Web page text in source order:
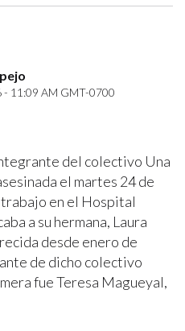
- 11:09 AM GMT-0700
del colectivo Una
el martes 24 de
en el Hospital
a su hermana, Laura
desde enero de
de dicho colectivo
fue Teresa Magueyal,